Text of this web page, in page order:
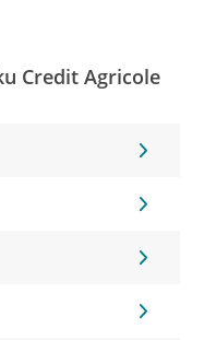
Credit Agricole